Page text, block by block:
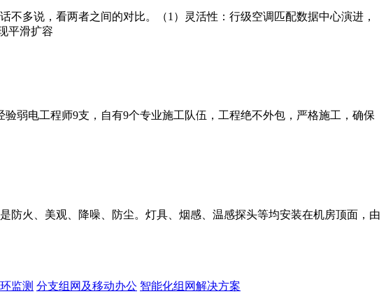
多说，看两者之间的对比。（1）灵活性：行级空调匹配数据中心演进，
平滑扩容
弱电工程师9支，自有9个专业施工队伍，工程绝不外包，严格施工，确保
火、美观、降噪、防尘。灯具、烟感、温感探头等均安装在机房顶面，由
监测 分支组网及移动办公 智能化组网解决方案